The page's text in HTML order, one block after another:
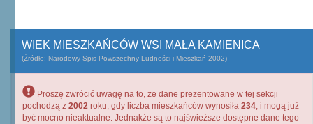
WIEK MIESZKAŃCÓW WSI MAŁA KAMIENICA
(Źródło: Narodowy Spis Powszechny Ludności i Mieszkań 2002)
Proszę zwrócić uwagę na to, że dane prezentowane w tej sekcji
pochodzą z 2002 roku, gdy liczba mieszkańców wynosiła 234, i mogą już
być mocno nieaktualne. Jednakże są to najświeższe dostępne dane tego